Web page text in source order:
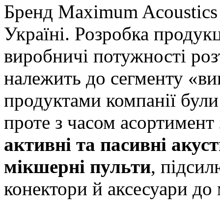
Бренд Maximum Acoustics
Україні. Розробка
виробничі потужності
належить до сегменту
продуктами компанії
проте з часом
активні та пасивні
мікшерні пульти,
конектори й аксесуари